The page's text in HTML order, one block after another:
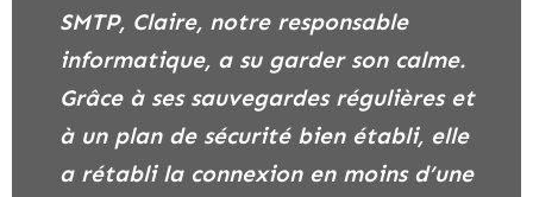
SMTP, Claire, notre responsable
informatique, a su garder son calme.
Grâce à ses sauvegardes régulières et
à un plan de sécurité bien établi, elle
a rétabli la connexion en moins d’une